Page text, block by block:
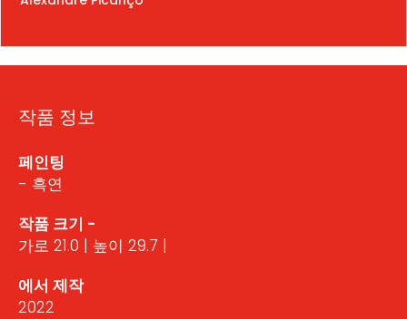
작품 정보
페인팅
- 흑연
작품 크기 -
가로 21.0 | 높이 29.7 |
에서 제작
2022